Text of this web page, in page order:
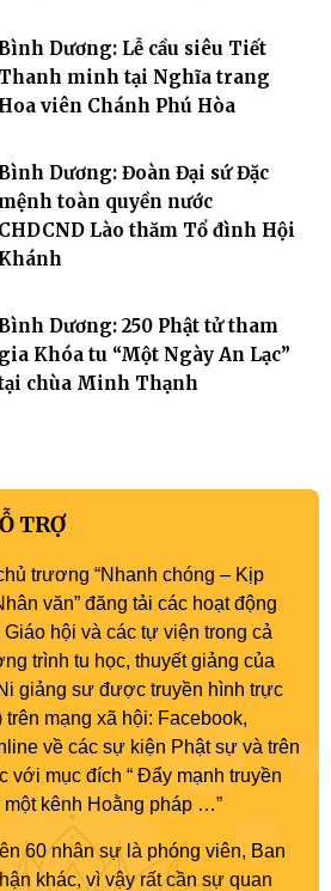
Bình Dương: Lễ cầu siêu Tiết
Thanh minh tại Nghĩa trang
Hoa viên Chánh Phú Hòa
Bình Dương: Đoàn Đại sứ Đặc
mệnh toàn quyền nước
CHDCND Lào thăm Tổ đình Hội
Khánh
Bình Dương: 250 Phật tử tham
gia Khóa tu “Một Ngày An Lạc”
chùa Minh Thạnh
TRỢ
trương “Nhanh chóng – Kịp
văn” đăng tải các hoạt động
hội và các tự viện trong cả
trình tu học, thuyết giảng của
giảng sư được truyền hình trực
mạng xã hội: Facebook,
về các sự kiện Phật sự và trên
với mục đích “ Đẩy mạnh truyền
kênh Hoằng pháp …”
60 nhân sự là phóng viên, Ban
khác, vì vậy rất cần sự quan